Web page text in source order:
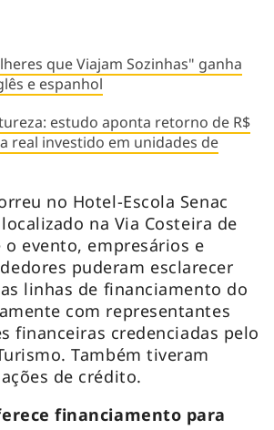
que Viajam Sozinhas" ganha
e espanhol
estudo aponta retorno de R$
real investido em unidades de
no Hotel-Escola Senac
na Via Costeira de
evento, empresários e
puderam esclarecer
linhas de financiamento do
com representantes
financeiras credenciadas pelo
Também tiveram
de crédito.
financiamento para